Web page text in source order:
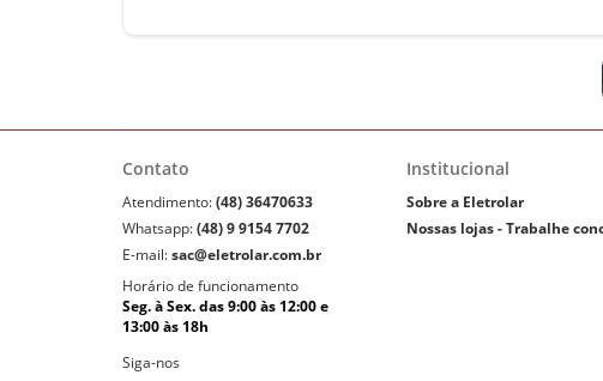
Contato
Atendimento:(48) 36470633
Whatsapp:(48) 9 9154 7702
E-mail:sac@eletrolar.com.br
Horário de funcionamento
Seg. à Sex. das 9:00 às 12:00 e
13:00 às 18h
Siga-nos
Institucional
Sobre a Eletrolar
Nossas lojas - Trabalhe